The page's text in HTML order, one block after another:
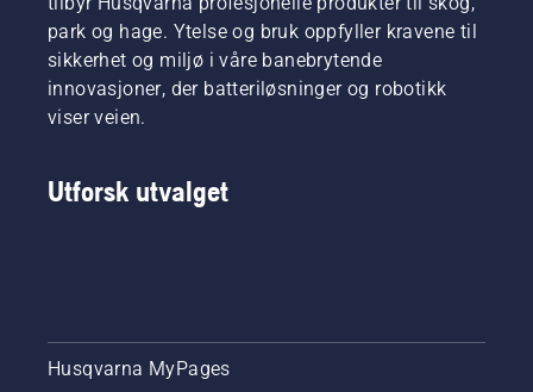
park og hage. Ytelse og bruk oppfyller kravene til
sikkerhet og miljø i våre banebrytende
innovasjoner, der batteriløsninger og robotikk
viser veien.
Utforsk utvalget
Husqvarna MyPages